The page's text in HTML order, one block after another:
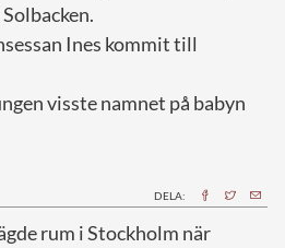
Ines kommit till
visste namnet på babyn
DELA:
rum i Stockholm när